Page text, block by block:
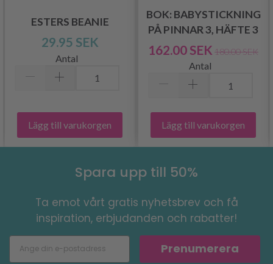
ESTERS BEANIE
29.95 SEK
Antal
Lägg till varukorgen
BOK: BABYSTICKNING
PÅ PINNAR 3, HÄFTE 3
162.00 SEK 180.00 SEK
Antal
Lägg till varukorgen
Spara upp till 50%
Ta emot vårt gratis nyhetsbrev och få
inspiration, erbjudanden och rabatter!
Prenumerera